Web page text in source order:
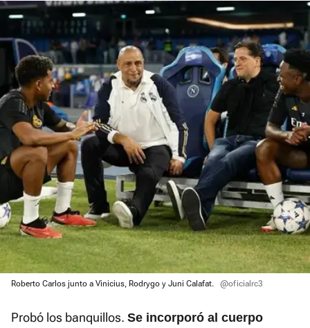
Roberto Carlos junto a Vinicius, Rodrygo y Juni Calafat. @oficialrc3
Probó los banquillos. Se incorporó al cuerpo